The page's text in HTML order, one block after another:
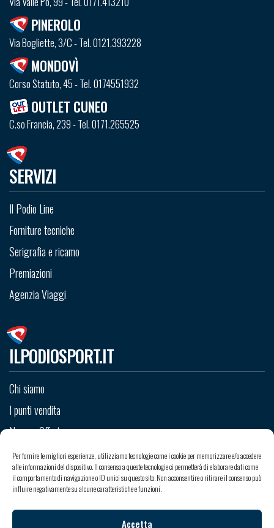
Per fornire le migliori esperienze, utilizziamo tecnologie come i cookie per memorizzare e/o accedere
alle informazioni del dispositivo. Il consenso a queste tecnologie ci permetterà di elaborare dati come
il comportamento di navigazione o ID unici su questo sito. Non acconsentire o ritirare il consenso può
influire negativamente su alcune caratteristiche e funzioni.
Accetta
PINEROLO
Via Bogliette, 3/C - Tel. 0121.393228
MONDOVÌ
Corso Statuto, 45 - Tel. 0174551932
OUTLET CUNEO
C.so Francia, 239 - Tel. 0171.265525
SERVIZI
Il Podio Line
Forniture tecniche
Serigrafia e ricamo
Premiazioni
Agenzia Viaggi
ILPODIOSPORT.IT
Chi siamo
I punti vendita
News e Offerte
Staff
Contatti